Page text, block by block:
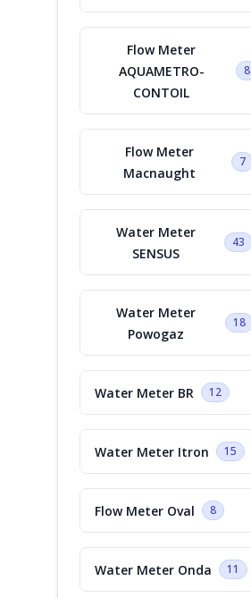
Flow Meter
AQUAMETRO-
CONTOIL
8
Flow Meter
Macnaught
7
Water Meter
SENSUS
43
Water Meter
Powogaz
18
Water Meter BR 12
Water Meter Itron 15
Flow Meter Oval 8
Water Meter Onda 11